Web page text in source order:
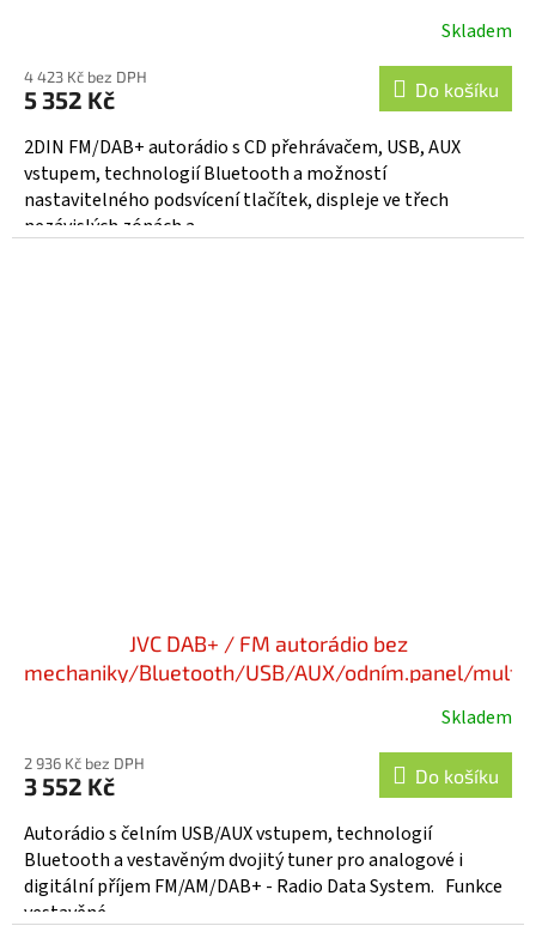
Skladem
4 423 Kč bez DPH
5 352 Kč Do košíku
2DIN FM/DAB+ autorádio s CD přehrávačem, USB, AUX
vstupem, technologií Bluetooth a možností
nastavitelného podsvícení tlačítek, displeje ve třech
nezávislých zónách a...
JVC DAB+ / FM autorádio bez
mechaniky/Bluetooth/USB/AUX/odním.panel/
Skladem
2 936 Kč bez DPH
3 552 Kč Do košíku
Autorádio s čelním USB/AUX vstupem, technologií
Bluetooth a vestavěným dvojitý tuner pro analogové i
digitální příjem FM/AM/DAB+ - Radio Data System. Funkce
vestavěné...